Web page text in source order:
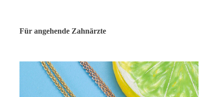
Für angehende Zahnärzte